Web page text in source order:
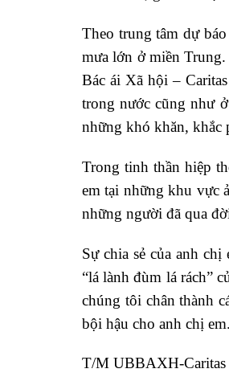
Theo trung tâm dự
mưa lớn ở miền
Bác ái Xã hội –
trong nước cũng như
những khó khăn, khắc
Trong tinh thần hiệp
em tại những khu vực
những người đã qua
Sự chia sẻ của anh
“lá lành đùm lá rách”
chúng tôi chân thành
bội hậu cho anh chị em.
T/M UBBAXH-Caritas